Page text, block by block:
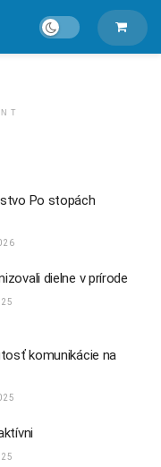
Po stopách
dielne v prírode
komunikácie na